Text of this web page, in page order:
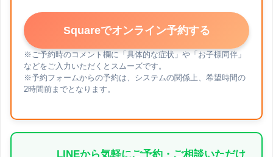
Squareでオンライン予約する
※ご予約時のコメント欄に「具体的な症状」や「お子様同伴」
などをご入力いただくとスムーズです。
※予約フォームからの予約は、システムの関係上、希望時間の
2時間前までとなります。
LINEから気軽にご予約・ご相談いただけ